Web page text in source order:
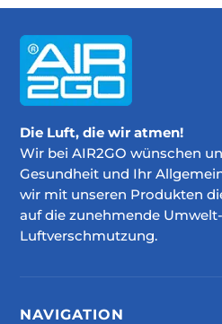
Die Luft, die wir atmen!
Wir bei AIR2GO wünschen
Gesundheit und Ihr
wir mit unseren Produkten
auf die zunehmende
Luftverschmutzung.
NAVIGATION